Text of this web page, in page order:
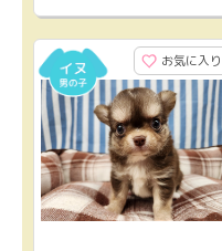
お気に入り